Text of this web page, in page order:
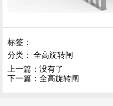
标签：
分类： 全高旋转闸
上一篇：没有了
下一篇： 全高旋转闸